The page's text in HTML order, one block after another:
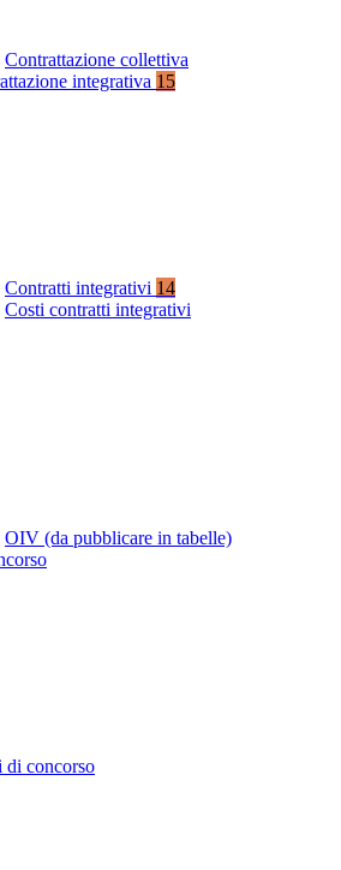
Contrattazione collettiva
integrativa 15
Contratti integrativi 14
Costi contratti integrativi
OIV (da pubblicare in tabelle)
di concorso